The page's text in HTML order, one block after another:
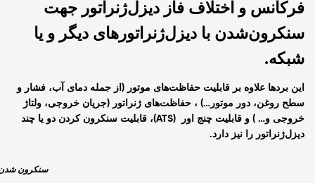
فرکانس‌ و اختلاف فاز دیزل‌ژنراتور جهت
سنکرون‌شدن با دیزل‌ژنراتورهای دیگر و یا
شبکه.
این بردها علاوه بر قابلیت حفاظت‌های موتور (از جمله دمای آب، فشار و
سطح روغن، دور موتور…) ، حفاظت‌های ژنراتور (جریان خروجی، ولتاژ
خروجی و… ) و قابلیت چنج اور (ATS)، قابلیت سنکرون کردن دو یا چند
دیزل‌ژنراتور را نیز دارد.
سنکرون شدن